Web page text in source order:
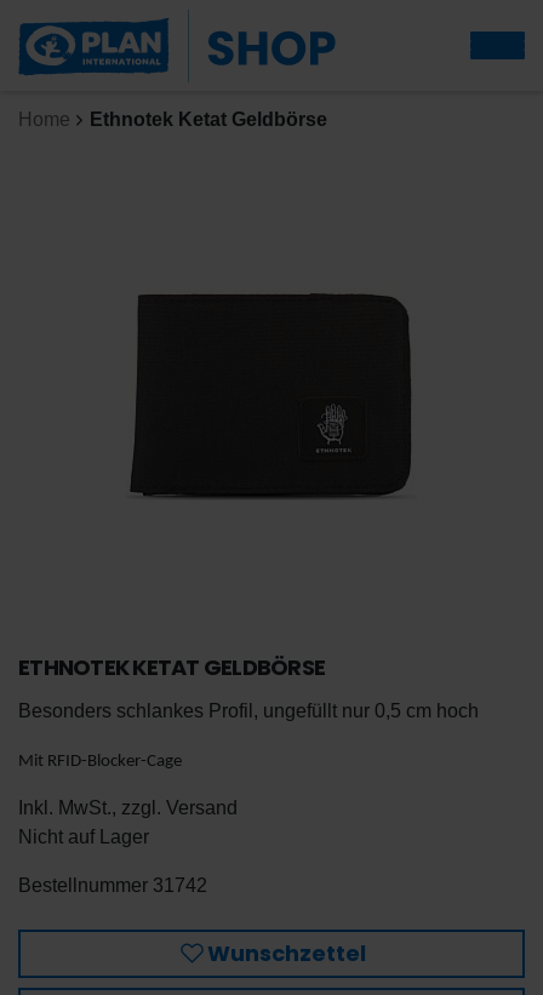
Home Ethnotek Ketat Geldbörse
ETHNOTEK KETAT GELDBÖRSE
Besonders schlankes Profil, ungefüllt nur 0,5 cm hoch
Mit RFID-Blocker-Cage
Inkl. MwSt., zzgl. Versand
Nicht auf Lager
Bestellnummer 31742
Wunschzettel